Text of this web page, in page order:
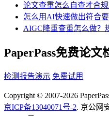
论文查重怎么自查才合
怎么用AI快速做出符合要
AIGC降重查重怎么做？
PaperPass免费论文
检测报告演示 免费试用
Copyright © 2007-2026
京ICP备13040071号-2. 京公网